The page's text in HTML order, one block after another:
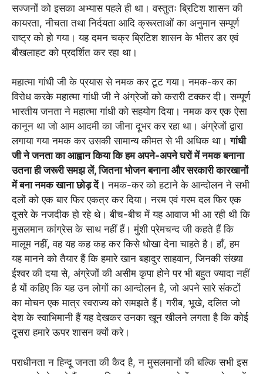
सज्जनों को इसका अभ्यास पहले ही था। वस्तुतः ब्रिटिश शासन की
कायरता, नीचता तथा निर्दयता आदि क्रूरताओं का अनुमान सम्पूर्ण
राष्ट्र को हो गया। यह दमन चक्र ब्रिटिश शासन के भीतर डर एवं
बौखलाहट को प्रदर्शित कर रहा था।
महात्मा गांधी जी के प्रयास से नमक कर टूट गया। नमक-कर का
विरोध करके महात्मा गांधी जी ने अंग्रेजों को करारी टक्कर दी। सम्पूर्ण
भारतीय जनता ने महात्मा गांधी को सहयोग दिया। नमक कर एक ऐसा
कानून था जो आम आदमी का जीना दूभर कर रहा था। अंग्रेजों द्वारा
लगाया गया नमक कर उसकी सामान्य कीमत से भी अधिक था।गांधी
जी ने जनता का आह्वान किया कि हम अपने-अपने घरों में नमक बनाना
उतना ही जरूरी समझ लें, जितना भोजन बनाना और सरकारी कारखानों
में बना नमक खाना छोड़ दें। नमक-कर को हटाने के आन्दोलन ने सभी
दलों को एक बार फिर एकत्र कर दिया। नरम एवं गरम दल फिर एक
दूसरे के नजदीक हो रहे थे। बीच-बीच में यह आवाज भी आ रही थी कि
मुसलमान कांग्रेस के साथ नहीं हैं। मुंशी प्रेमचन्द जी कहते हैं कि
मालूम नहीं, वह यह कह कह कर किसे धोखा देना चाहते है। हाँ, हम
यह मानने को तैयार हैं कि हमारे खान बहादुर साहवान, जिनकी संख्या
ईश्वर की दया से, अंग्रेजों की असीम कृपा होने पर भी बहुत ज्यादा नहीं
है यों कहिए कि यह उन लोगों का आन्दोलन है, जो अपने सारे संकटों
का मोचन एक मात्र स्वराज्य को समझते हैं। गरीब, भूखे, दलित जो
देश के स्वाभिमानी हैं यह देखकर उनका खून खीलने लगता है कि कोई
दूसरा हमारे ऊपर शासन क्यों करे।
पराधीनता न हिन्दू जनता की कैद है, न मुसलमानों की बल्कि सभी इस